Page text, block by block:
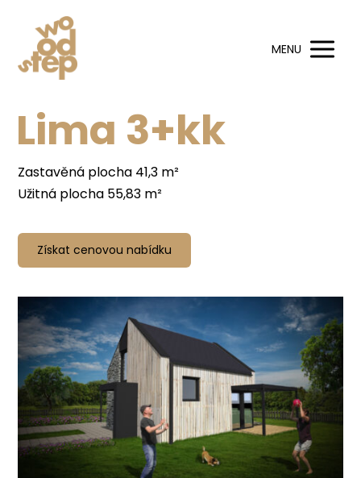
MENU
Lima 3+kk
Zastavěná plocha 41,3 m²
Užitná plocha 55,83 m²
Získat cenovou nabídku